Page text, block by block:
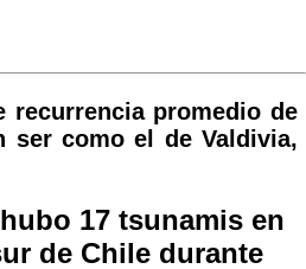
recurrencia promedio de
ser como el de Valdivia,
17 tsunamis en
de Chile durante